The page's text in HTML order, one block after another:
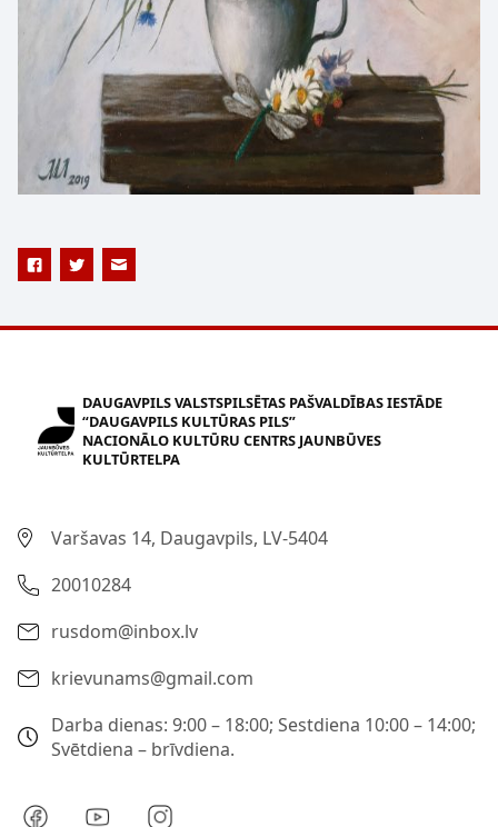
DAUGAVPILS VALSTSPILSĒTAS PAŠVALDĪBAS IESTĀDE
“DAUGAVPILS KULTŪRAS PILS”
NACIONĀLO KULTŪRU CENTRS JAUNBŪVES
KULTŪRTELPA
Varšavas 14, Daugavpils, LV-5404
20010284
rusdom@inbox.lv
krievunams@gmail.com
Darba dienas: 9:00 – 18:00; Sestdiena 10:00 – 14:00;
Svētdiena – brīvdiena.